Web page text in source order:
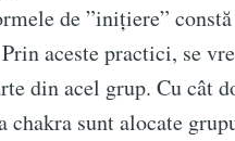
de ”inițiere”
aceste practici, se
din acel grup. Cu cât
chakra sunt alocate